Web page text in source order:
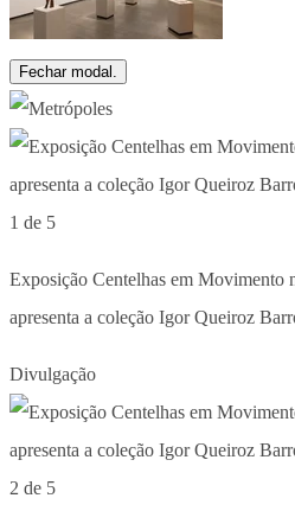
Fechar modal.
1 de 5
Exposição Centelhas em Movimento
apresenta a coleção Igor Queiroz
Divulgação
2 de 5